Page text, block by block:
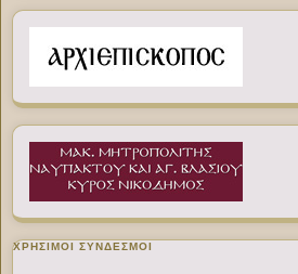
ΧΡΉΣΙΜΟΙ ΣΎΝΔΕΣΜΟΙ